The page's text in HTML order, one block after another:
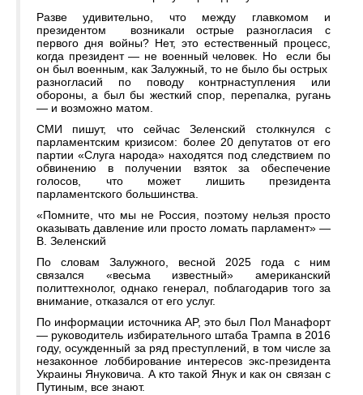
Разве удивительно, что между главкомом и
президентом возникали острые разногласия с
первого дня войны? Нет, это естественный процесс,
когда президент — не военный человек. Но если бы
он был военным, как Залужный, то не было бы острых
разногласий по поводу контрнаступления или
обороны, а был бы жесткий спор, перепалка, ругань
— и возможно матом.
СМИ пишут, что сейчас Зеленский столкнулся с
парламентским кризисом: более 20 депутатов от его
партии «Слуга народа» находятся под следствием по
обвинению в получении взяток за обеспечение
голосов, что может лишить президента
парламентского большинства.
«Помните, что мы не Россия, поэтому нельзя просто
оказывать давление или просто ломать парламент» —
В. Зеленский
По словам Залужного, весной 2025 года с ним
связался «весьма известный» американский
политтехнолог, однако генерал, поблагодарив того за
внимание, отказался от его услуг.
По информации источника AP, это был Пол Манафорт
— руководитель избирательного штаба Трампа в 2016
году, осужденный за ряд преступлений, в том числе за
незаконное лоббирование интересов экс-президента
Украины Януковича. А кто такой Янук и как он связан с
Путиным, все знают.